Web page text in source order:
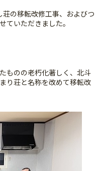
の移転改修工事、およびつ
ていただきました。
ものの老朽化著しく、北斗
り荘と名称を改めて移転改